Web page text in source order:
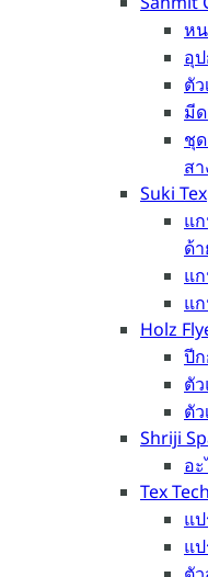
ห
อุ
ตั
มี
ชุ
สา
Suki
แ
ด้
แ
แ
Holz
ปี
ตั
ตั
Shriji
อ
Tex
แ
แ